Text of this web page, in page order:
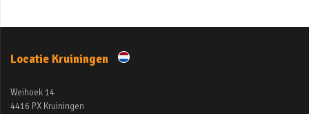
Locatie Kruiningen
Weihoek 14
4416 PX Kruiningen